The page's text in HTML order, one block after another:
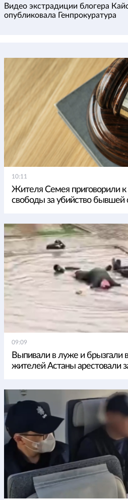
Видео экстрадиции блогера
опубликовала Генпрокуратура
10:11
Жителя Семея приговорили
свободы за убийство бывшей
09:09
Выпивали в луже и брызгали
жителей Астаны арестовали